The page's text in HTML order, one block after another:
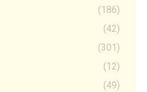
(186)
(42)
(301)
(12)
(49)